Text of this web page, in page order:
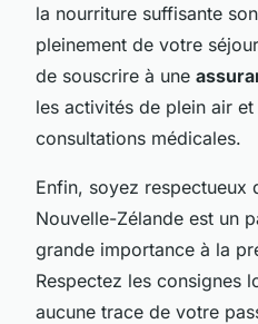
la nourriture suffisante
pleinement de votre
de souscrire à une
les activités de plein air
consultations médicales.
Enfin, soyez respectueux
Nouvelle-Zélande est un
grande importance à la
Respectez les consignes
aucune trace de votre